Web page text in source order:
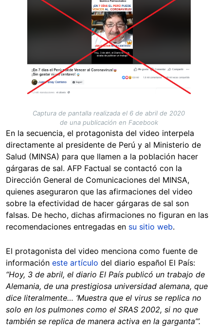
Captura de pantalla realizada el 6 de abril de 2020
de una publicación en Facebook
En la secuencia, el protagonista del video interpela
directamente al presidente de Perú y al Ministerio de
Salud (MINSA) para que llamen a la población hacer
gárgaras de sal. AFP Factual se contactó con la
Dirección General de Comunicaciones del MINSA,
quienes aseguraron que las afirmaciones del video
sobre la efectividad de hacer gárgaras de sal son
falsas. De hecho, dichas afirmaciones no figuran en las
recomendaciones entregadas en su sitio web.
El protagonista del video menciona como fuente de
información este artículo del diario español El País:
“Hoy, 3 de abril, el diario El País publicó un trabajo de
Alemania, de una prestigiosa universidad alemana, que
dice literalmente… ‘Muestra que el virus se replica no
solo en los pulmones como el SRAS 2002, si no que
también se replica de manera activa en la garganta’”.